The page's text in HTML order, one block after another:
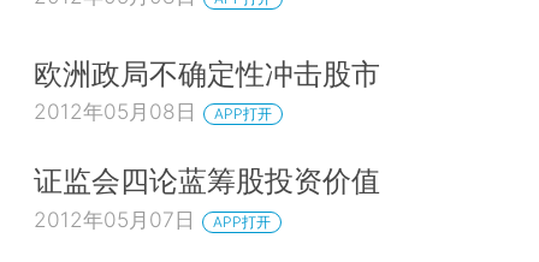
欧洲政局不确定性冲击股市
2012年05月08日 APP打开
证监会四论蓝筹股投资价值
2012年05月07日 APP打开